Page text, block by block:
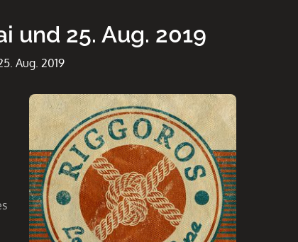
und 25. Aug. 2019
Aug. 2019